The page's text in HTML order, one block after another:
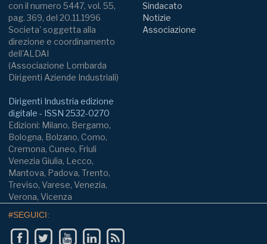
con il numero 5447, vol. 55,
pag. 369, del 20.11.1996
Societa' soggetta alla
direzione e coordinamento
dell'ALDAI
(Associazione Lombarda
Dirigenti Aziende Industriali)
Dirigenti Industria edizione
digitale - ISSN 2532-0270
Edizioni: Milano, Bergamo,
Bologna, Bolzano, Como,
Cremona, Cuneo, Friuli
Venezia Giulia, Lecco,
Mantova, Padova, Trento,
Treviso, Varese, Venezia,
Verona, Vicenza
Sindacato
Notizie
Associazione
#SEGUICI: